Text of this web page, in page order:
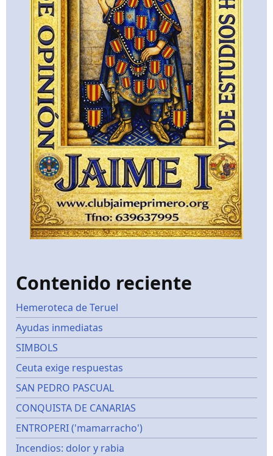
Contenido reciente
Hemeroteca de Teruel
Ayudas inmediatas
SIMBOLS
Ceuta exige respuestas
SAN PEDRO PASCUAL
CONQUISTA DE CANARIAS
ENTROPERI ('mamarracho')
Incendios: dolor y rabia